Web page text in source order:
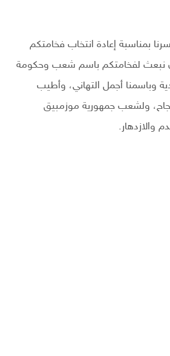
بمناسبة إعادة انتخاب فخامتكم
أن نبعث لفخامتكم باسم شعب وحكومة
وباسمنا أجمل التهاني، وأطيب
ولشعب جمهورية موزمبيق
والازدهار.